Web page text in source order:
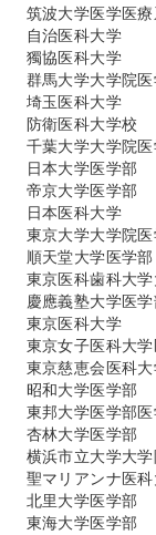
筑波大学医学医
自治医科大学
獨協医科大学
群馬大学大学院
埼玉医科大学
防衛医科大学校
千葉大学大学院
日本大学医学部
帝京大学医学部
日本医科大学
東京大学大学院
順天堂大学医学部
東京医科歯科大
慶應義塾大学医
東京医科大学
東京女子医科大
東京慈恵会医科
昭和大学医学部
東邦大学医学部
杏林大学医学部
横浜市立大学大
聖マリアンナ医
北里大学医学部
東海大学医学部